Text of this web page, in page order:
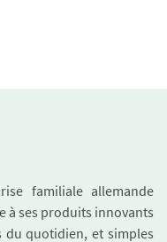
familiale allemande
à ses produits innovants
du quotidien, et simples